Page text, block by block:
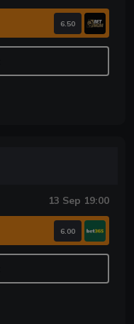
6.50
13 Sep 19:00
6.00